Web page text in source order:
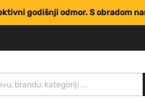
godišnji odmor. S obradom